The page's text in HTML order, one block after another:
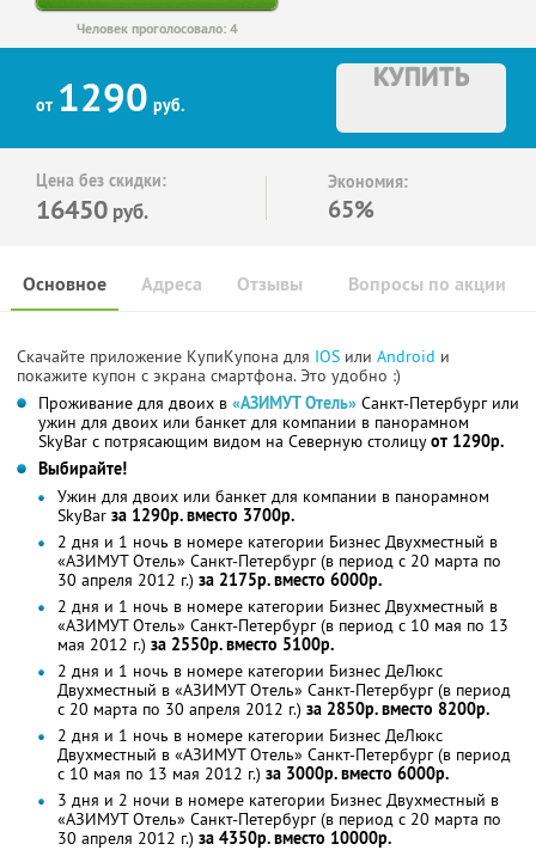
Человек проголосовало: 4
от 1290 руб.
КУПИТЬ
Цена без скидки:
16450 руб.
Экономия:
65%
Основное Отзывы Вопросы по акции
Адреса
Скачайте приложение КупиКупона для IOS или Android и
покажите купон с экрана смартфона. Это удобно :)
Проживание для двоих в «АЗИМУТ Отель» Санкт-Петербург или
ужин для двоих или банкет для компании в панорамном
SkyBаr с потрясающим видом на Северную столицуот 1290р.
Выбирайте!
Ужин для двоих или банкет для компании в панорамном
SkyBаr за 1290р. вместо 3700р.
2 дня и 1 ночь в номере категории Бизнес Двухместный в
«АЗИМУТ Отель» Санкт-Петербург (в период с 20 марта по
30 апреля 2012 г.) за 2175р. вместо 6000р.
2 дня и 1 ночь в номере категории Бизнес Двухместный в
«АЗИМУТ Отель» Санкт-Петербург (в период с 10 мая по 13
мая 2012 г.) за 2550р. вместо 5100р.
2 дня и 1 ночь в номере категории Бизнес ДеЛюкс
Двухместный в «АЗИМУТ Отель» Санкт-Петербург (в период
с 20 марта по 30 апреля 2012 г.) за 2850р. вместо 8200р.
2 дня и 1 ночь в номере категории Бизнес ДеЛюкс
Двухместный в «АЗИМУТ Отель» Санкт-Петербург (в период
с 10 мая по 13 мая 2012 г.) за 3000р. вместо 6000р.
3 дня и 2 ночи в номере категории Бизнес Двухместный в
«АЗИМУТ Отель» Санкт-Петербург (в период с 20 марта по
30 апреля 2012 г.) за 4350р. вместо 10000р.